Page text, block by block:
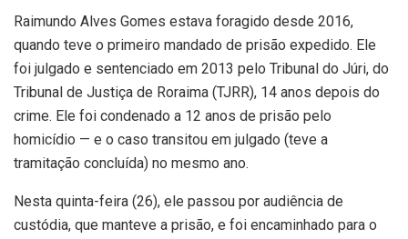
Raimundo Alves Gomes estava foragido desde 2016,
quando teve o primeiro mandado de prisão expedido. Ele
foi julgado e sentenciado em 2013 pelo Tribunal do Júri, do
Tribunal de Justiça de Roraima (TJRR), 14 anos depois do
crime. Ele foi condenado a 12 anos de prisão pelo
homicídio — e o caso transitou em julgado (teve a
tramitação concluída) no mesmo ano.
Nesta quinta-feira (26), ele passou por audiência de
custódia, que manteve a prisão, e foi encaminhado para o